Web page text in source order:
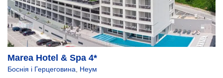
Marea Hotel & Spa 4*
Боснія і Герцеговина Неум